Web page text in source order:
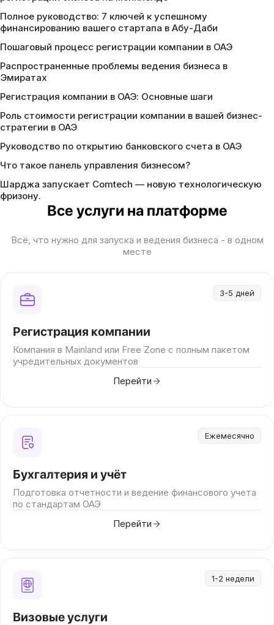
Полное руководство: 7 ключей к успешному
финансированию вашего стартапа в Абу-Даби
Пошаговый процесс регистрации компании в ОАЭ
Распространенные проблемы ведения бизнеса в
Эмиратах
Регистрация компании в ОАЭ: Основные шаги
Роль стоимости регистрации компании в вашей бизнес-
стратегии в ОАЭ
Руководство по открытию банковского счета в ОАЭ
Что такое панель управления бизнесом?
Шарджа запускает Comtech — новую технологическую
фризону.
Все услуги на платформе
Всё, что нужно для запуска и ведения бизнеса - в одном
месте
3-5 дней
Регистрация компании
Компания в Mainland или Free Zone с полным пакетом
учредительных документов
Перейти
Ежемесячно
Бухгалтерия и учёт
Подготовка отчетности и ведение финансового учета
по стандартам ОАЭ
Перейти
1-2 недели
Визовые услуги